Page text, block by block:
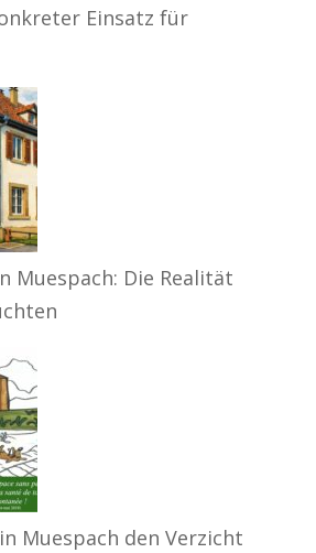
Einsatz für
Muespach: Die Realität
Muespach den Verzicht